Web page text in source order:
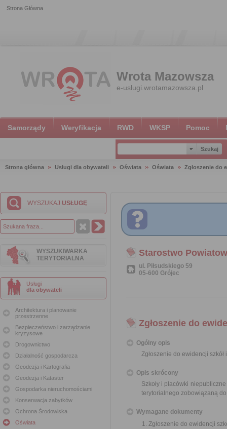
Strona Główna
Wrota Mazowsza
e-uslugi.wrotamazowsza.pl
Samorządy Weryfikacja RWD WKSP Pomoc
Strona główna Usługi dla obywateli Oświata Oświata Zgłoszenie do
WYSZUKAJ USŁUGĘ
WYSZUKIWARKA
TERYTORIALNA
Usługi
dla obywateli
Architektura i planowanie
przestrzenne
Bezpieczeństwo i zarządzanie
kryzysowe
Drogownictwo
Działalność gospodarcza
Geodezja i Kartografia
Geodezja i Kataster
Gospodarka nieruchomościami
Konserwacja zabytków
Ochrona Środowiska
Oświata
Starostwo
ul. Piłsudskiego 59
05-600 Grójec
Zgłoszenie do
Ogólny opis
Zgłoszenie do ewidencji
Opis skrócony
Szkoły i placówki
terytorialnego zobowiązaną
Wymagane dokumenty
Zgłoszenie do ewidencji